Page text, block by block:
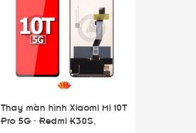
Thay màn hình Xiaomi Mi 10T
Pro 5G - Redmi K30S,